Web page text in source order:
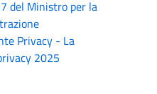
del Ministro per la
Privacy - La
2025